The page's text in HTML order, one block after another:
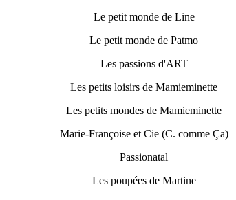
Le petit monde de Line
Le petit monde de Patmo
Les passions d'ART
Les petits loisirs de Mamieminette
Les petits mondes de Mamieminette
Marie-Françoise et Cie (C. comme Ça)
Passionatal
Les poupées de Martine